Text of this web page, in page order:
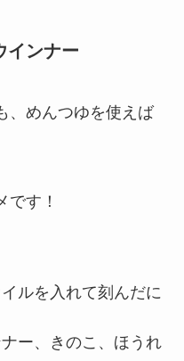
インナー
、めんつゆを使えば
です！
ルを入れて刻んだに
ー、きのこ、ほうれ